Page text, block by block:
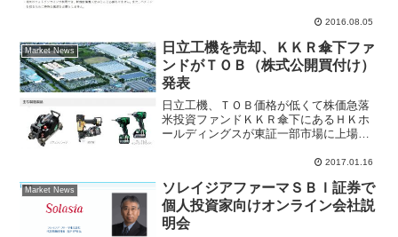
日につけた年初来高値242円を更新してい
トッ...
2016.08.05
Market News
日立工機を売却、ＫＫＲ傘下ファ
ンドがＴＯＢ（株式公開買付け）
発表
日立工機、ＴＯＢ価格が低くて株価急落
米投資ファンドＫＫＲ傘下にあるＨＫホ
ールディングスが東証一部市場に上場す
により買収を発表した。親会社の日立製
てからＴＯＢ報道があった...
2017.01.16
Market News
ソレイジアファーマＳＢＩ証券で
個人投資家向けオンライン会社説
明会